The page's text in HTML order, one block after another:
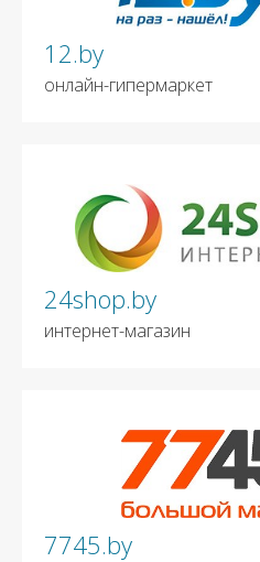
12.by
онлайн-гипермаркет
24shop.by
интернет-магазин
7745.by